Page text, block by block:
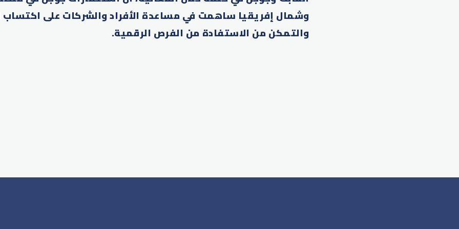
وشمال إفريقيا ساهمت في مساعدة الأفراد والشركات على اكتساب
والتمكن من الاستفادة من الفرص الرقمية.